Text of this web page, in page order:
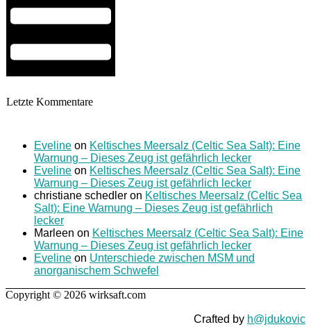
Letzte Kommentare
Eveline on Keltisches Meersalz (Celtic Sea Salt): Eine
Warnung – Dieses Zeug ist gefährlich lecker
Eveline on Keltisches Meersalz (Celtic Sea Salt): Eine
Warnung – Dieses Zeug ist gefährlich lecker
christiane schedler on Keltisches Meersalz (Celtic Sea
Salt): Eine Warnung – Dieses Zeug ist gefährlich
lecker
Marleen on Keltisches Meersalz (Celtic Sea Salt): Eine
Warnung – Dieses Zeug ist gefährlich lecker
Eveline on Unterschiede zwischen MSM und
anorganischem Schwefel
Copyright © 2026 wirksaft.com
Crafted by h@jdukovic